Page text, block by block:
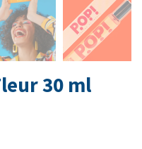
30 ml